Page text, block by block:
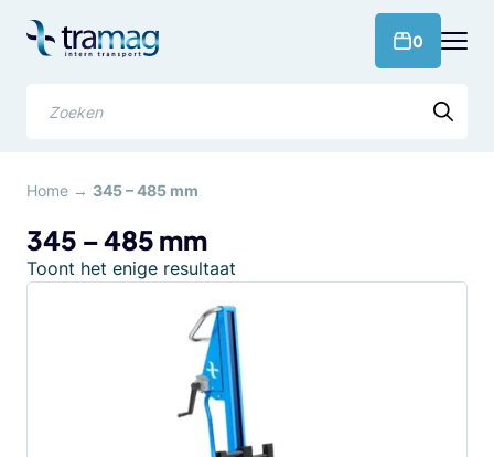
naar
0
Home → 345 – 485 mm
345 – 485 mm
Toont het enige resultaat